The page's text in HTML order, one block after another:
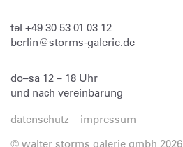
tel +49 30 53 01 03 12
berlin@storms-galerie.de
do–sa 12 – 18 Uhr
und nach vereinbarung
datenschutz
impressum
© walter storms galerie gmbh 2026